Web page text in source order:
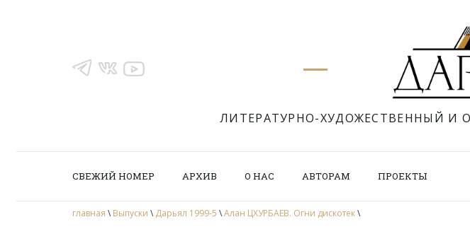
ЛИТЕРАТУРНО-ХУДОЖЕСТВЕННЫЙ И
СВЕЖИЙ НОМЕР АРХИВ О НАС АВТОРАМ ПРОЕКТЫ
главная \ Выпуски \ Дарьял 1999-5 \Алан ЦХУРБАЕВ. Огни дискотек\